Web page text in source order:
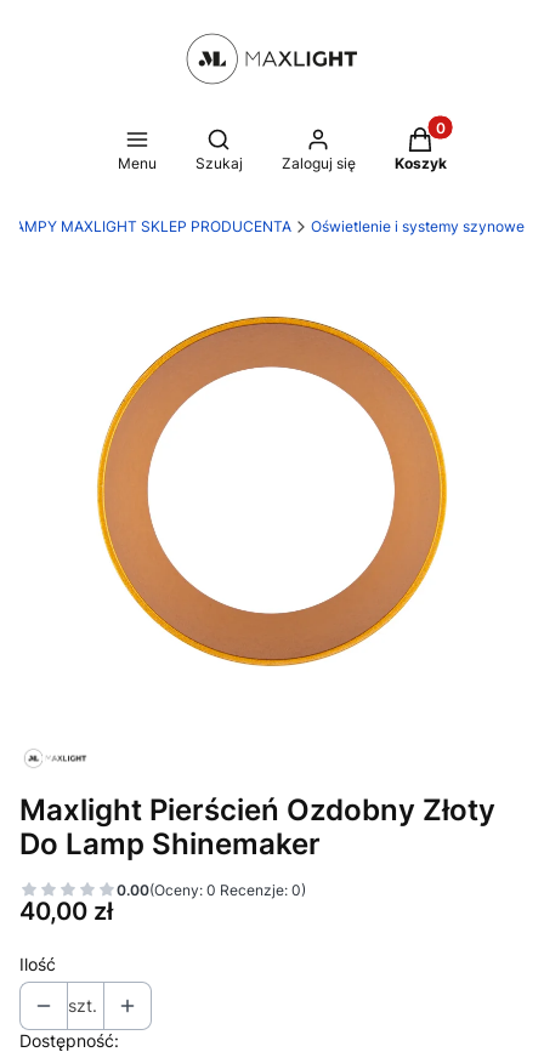
Menu
Otwórz wyszukiwarkę
Szukaj Zaloguj się
Produkty w
Koszyk
LAMPY MAXLIGHT SKLEP PRODUCENTA Oświetlenie i systemy szynowe
Maxlight Pierścień Ozdobny Złoty
Do Lamp Shinemaker
0.00(Oceny: 0 Recenzje: 0)
Cena
40,00 zł
Ilość
szt.
Dostępność: